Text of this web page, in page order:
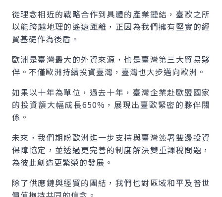
從理念相近的戰略合作到具體的產業鏈結，臺歐之所
以能跨越地理的遙遠距離，正因為我們擁有堅實的經
貿基礎作為後盾。
歐洲是臺灣最大的外資來源，也是臺灣第三大貿易夥
伴。不僅歐洲持續投資臺灣，臺灣也大步邁向歐洲。
如果以十年為單位，過去十年，臺灣企業赴歐盟國家
的投資額大幅成長650%，展現出臺歐緊密的夥伴關
係。
未來，我們期盼歐洲進一步支持與臺灣簽署雙邊投資
保障協定，並透過更完善的制度解決雙重課稅問題，
為彼此創造更繁榮的發展。
除了供應鏈與經貿的團結，我們也對區域和平及普世